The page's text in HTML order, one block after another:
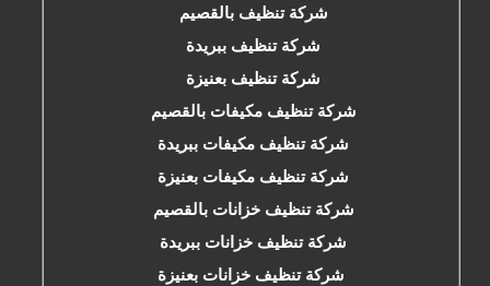
شركة تنظيف بالقصيم
شركة تنظيف ببريدة
شركة تنظيف بعنيزة
شركة تنظيف مكيفات بالقصيم
شركة تنظيف مكيفات ببريدة
شركة تنظيف مكيفات بعنيزة
شركة تنظيف خزانات بالقصيم
شركة تنظيف خزانات ببريدة
شركة تنظيف خزانات بعنيزة